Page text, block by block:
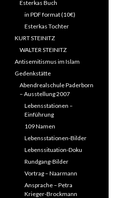
Esterkas Buch
in PDF format (10€)
Esterkas Tochter
KURT STEINITZ
WALTER STEINITZ
Antisemitismus im Islam
Gedenkstätte
Abendrealschule Paderborn
– Ausstellung 2007
Lebensstationen –
Einführung
109 Namen
Lebensstationen-Bilder
Lebenssituation-Doku
Rundgang-Bilder
Vortrag – Naarmann
Ansprache – Petra
Krieger-Brockmann